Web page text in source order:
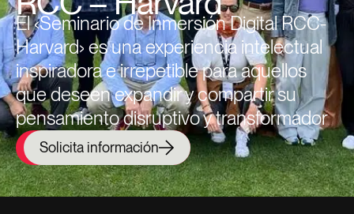
El ‹Seminario de Inmersión Digital RCC-
Harvard​› es una experiencia intelectual
inspiradora e irrepetible para aquellos
que deseen expandir y compartir su
pensamiento disruptivo y transformador
Solicita información